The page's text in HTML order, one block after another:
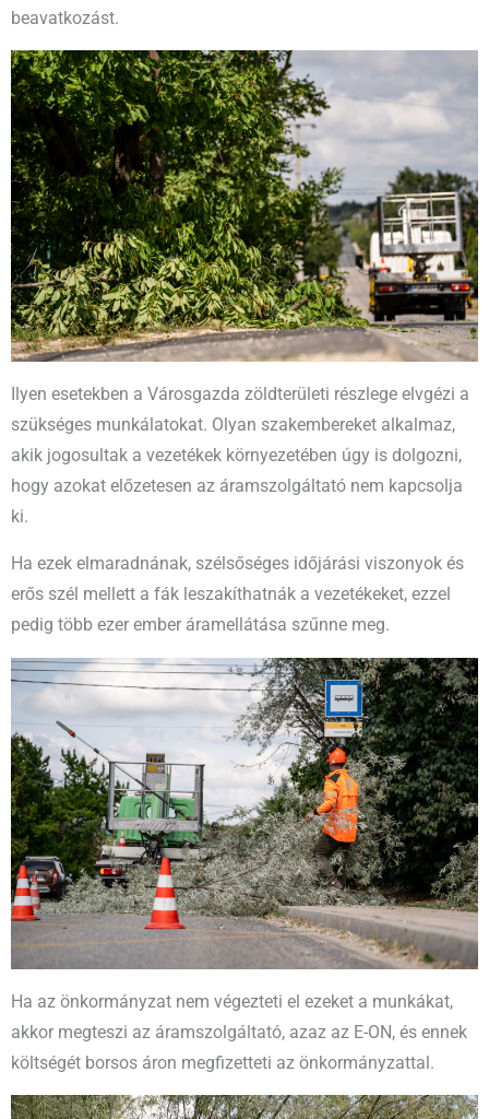
beavatkozást.
Ilyen esetekben a Városgazda zöldterületi részlege elvgézi a
szükséges munkálatokat. Olyan szakembereket alkalmaz,
akik jogosultak a vezetékek környezetében úgy is dolgozni,
hogy azokat előzetesen az áramszolgáltató nem kapcsolja
ki.
Ha ezek elmaradnának, szélsőséges időjárási viszonyok és
erős szél mellett a fák leszakíthatnák a vezetékeket, ezzel
pedig több ezer ember áramellátása szűnne meg.
Ha az önkormányzat nem végezteti el ezeket a munkákat,
akkor megteszi az áramszolgáltató, azaz az E-ON, és ennek
költségét borsos áron megfizetteti az önkormányzattal.